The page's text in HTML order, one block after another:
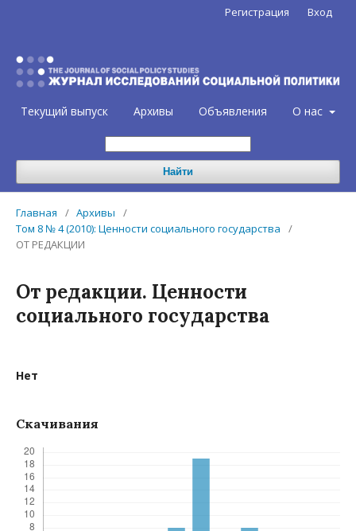
Текущий выпуск Архивы Объявления О нас
Найти
Регистрация Вход
Главная / Архивы
/
Том 8 № 4 (2010): Ценности социального государства
/
ОТ РЕДАКЦИИ
От редакции. Ценности
социального государства
Нет
Скачивания